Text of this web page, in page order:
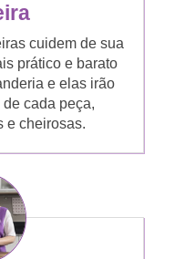
cuidem de sua
prático e barato
e elas irão
cada peça,
e cheirosas.